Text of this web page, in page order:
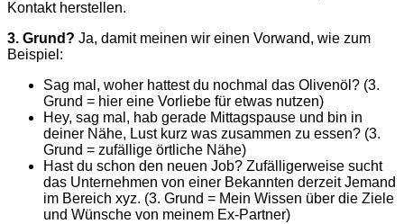
Kontakt herstellen.
3. Grund? Ja, damit meinen wir einen Vorwand, wie zum
Beispiel:
Sag mal, woher hattest du nochmal das Olivenöl? (3.
Grund = hier eine Vorliebe für etwas nutzen)
Hey, sag mal, hab gerade Mittagspause und bin in
deiner Nähe, Lust kurz was zusammen zu essen? (3.
Grund = zufällige örtliche Nähe)
Hast du schon den neuen Job? Zufälligerweise sucht
das Unternehmen von einer Bekannten derzeit Jemand
im Bereich xyz. (3. Grund = Mein Wissen über die Ziele
und Wünsche von meinem Ex-Partner)